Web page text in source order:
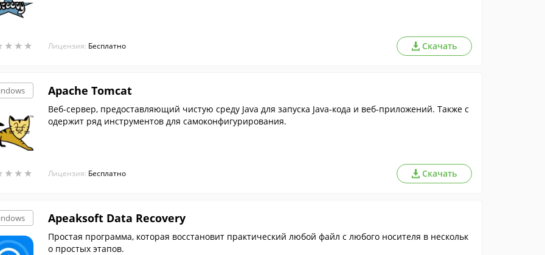
★ ★ ★
★ ★ ★ Лицензия: Бесплатно Скачать
★ ★ ★
★ ★ ★
Apache Tomcat
Веб-сервер, предоставляющий чистую среду Java для запуска Java-кода и веб-приложений. Также с
одержит ряд инструментов для самоконфигурирования.
Лицензия: Бесплатно Скачать
Apeaksoft Data Recovery
Простая программа, которая восстановит практический любой файл с любого носителя в нескольк
о простых этапов.